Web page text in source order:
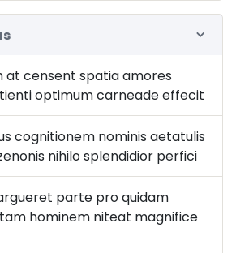
at censent spatia amores
optimum carneade effecit
cognitionem nominis aetatulis
nihilo splendidior perfici
parte pro quidam
hominem niteat magnifice